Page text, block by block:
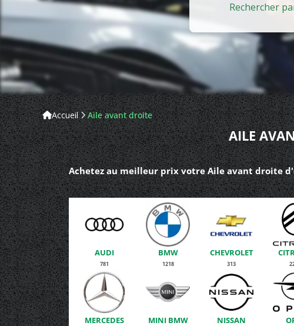
Accueil Aile avant droite
AILE
Achetez au meilleur prix votre Aile avant droite
AUDI
781
BMW
1218
CHEVROLET
313
MERCEDES MINI BMW NISSAN